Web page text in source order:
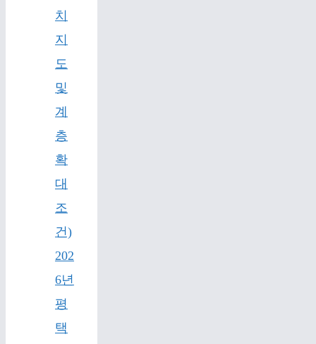
치
지
도
및
계
층
확
대
조
건)
202
6년
평
택